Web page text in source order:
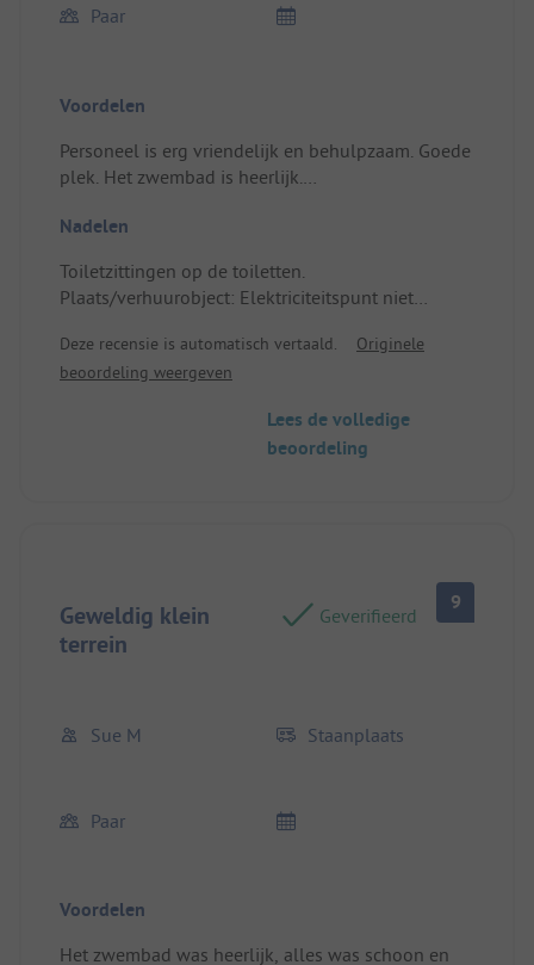
Paar
Voordelen
Personeel is erg vriendelijk en behulpzaam. Goede
plek. Het zwembad is heerlijk.
Nadelen
Toiletzittingen op de toiletten.
Plaats/verhuurobject: Elektriciteitspunt niet
Deze recensie is automatisch vertaald.
Originele
beoordeling weergeven
Lees de volledige
beoordeling
Geweldig klein
terrein
Geverifieerd
9
Sue M Staanplaats
Paar
Voordelen
Het zwembad was heerlijk, alles was schoon en